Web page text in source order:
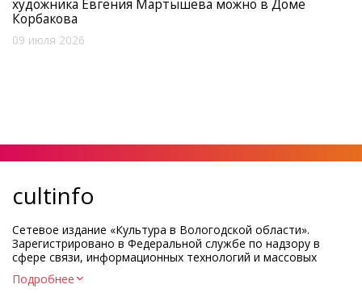
художника Евгения Мартышева можно в Доме
Корбакова
09 июля 2026
cultinfo
Сетевое издание «Культура в Вологодской области».
Зарегистрировано в Федеральной службе по надзору в
сфере связи, информационных технологий и массовых
Регистрационный номер и дата принятия решения о
Подробнее